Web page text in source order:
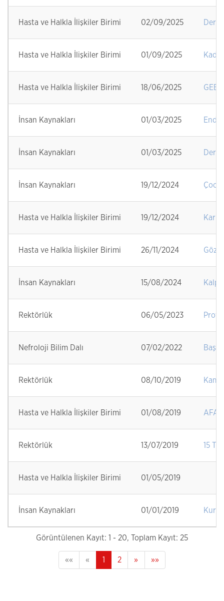
Hasta ve Halkla İlişkiler Birimi 02/09/2025
Hasta ve Halkla İlişkiler Birimi 01/09/2025
Hasta ve Halkla İlişkiler Birimi 18/06/2025
İnsan Kaynakları 01/03/2025
İnsan Kaynakları 01/03/2025
İnsan Kaynakları 19/12/2024
Hasta ve Halkla İlişkiler Birimi 19/12/2024
Hasta ve Halkla İlişkiler Birimi 26/11/2024 Göz
İnsan Kaynakları 15/08/2024 Kalp
Rektörlük 06/05/2023 Prof.
Nefroloji Bilim Dalı 07/02/2022
Rektörlük 08/10/2019
Hasta ve Halkla İlişkiler Birimi 01/08/2019
Rektörlük 13/07/2019 15
Hasta ve Halkla İlişkiler Birimi 01/05/2019
İnsan Kaynakları 01/01/2019
Görüntülenen Kayıt: 1 - 20, Toplam Kayıt: 25
«« « 1 2 » »»